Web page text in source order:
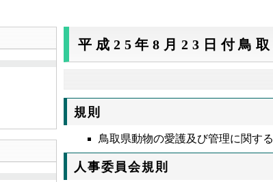
平成25年8月23日付鳥
規則
鳥取県動物の愛護及び管理に関す
人事委員会規則